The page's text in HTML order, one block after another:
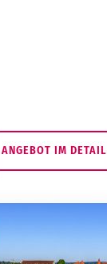
ANGEBOT IM DETAIL